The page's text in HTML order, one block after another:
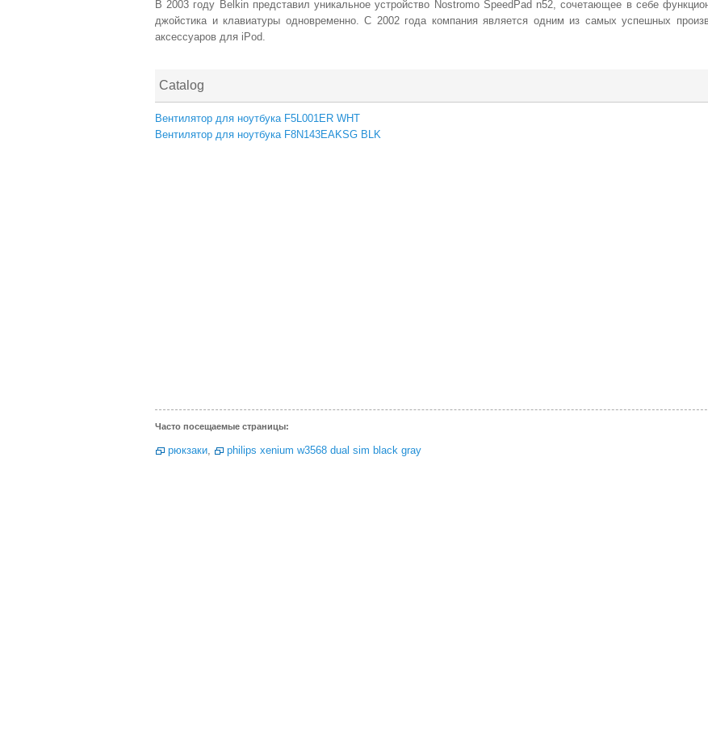
В 2003 году Belkin представил уникальное устройство Nostromo SpeedPad n52, сочетающее в себе
джойстика и клавиатуры одновременно. С 2002 года компания является одним из самых успешных
аксессуаров для iPod.
Catalog
Вентилятор для ноутбука F5L001ER WHT
Вентилятор для ноутбука F8N143EAKSG BLK
Часто посещаемые страницы:
рюкзаки, philips xenium w3568 dual sim black gray